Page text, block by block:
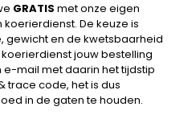
GRATIS met onze eigen
De keuze is
gewicht en de kwetsbaarheid
jouw bestelling
mail met daarin het tijdstip
trace code, het is dus
in de gaten te houden.